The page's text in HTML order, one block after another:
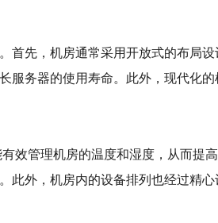
首先，机房通常采用开放式的布局
务器的使用寿命。此外，现代化
效管理机房的温度和湿度，从而
此外，机房内的设备排列也经过精心